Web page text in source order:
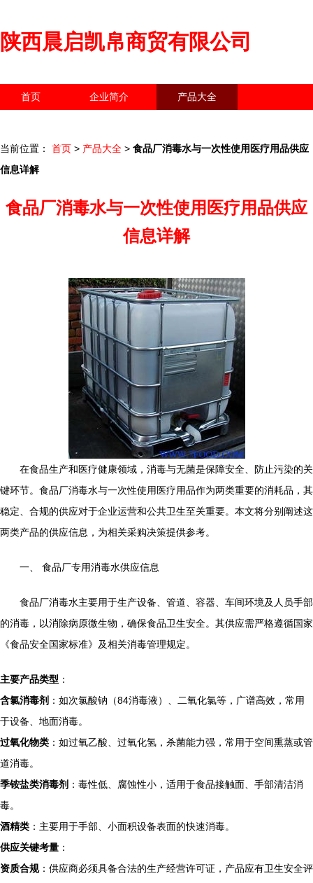
陕西晨启凯帛商贸有限公司
首页 企业简介 产品大全
当前位置： 首页 > 产品大全 > 食品厂消毒水与一次性使用医疗用品供应
信息详解
食品厂消毒水与一次性使用医疗用品供应
信息详解
在食品生产和医疗健康领域，消毒与无菌是保障安全、防止污染的关
键环节。食品厂消毒水与一次性使用医疗用品作为两类重要的消耗品，其
稳定、合规的供应对于企业运营和公共卫生至关重要。本文将分别阐述这
两类产品的供应信息，为相关采购决策提供参考。
一、 食品厂专用消毒水供应信息
食品厂消毒水主要用于生产设备、管道、容器、车间环境及人员手部
的消毒，以消除病原微生物，确保食品卫生安全。其供应需严格遵循国家
《食品安全国家标准》及相关消毒管理规定。
主要产品类型 ：
含氯消毒剂 ：如次氯酸钠（84消毒液）、二氧化氯等，广谱高效，常用
于设备、地面消毒。
过氧化物类 ：如过氧乙酸、过氧化氢，杀菌能力强，常用于空间熏蒸或管
道消毒。
季铵盐类消毒剂 ：毒性低、腐蚀性小，适用于食品接触面、手部清洁消
毒。
酒精类 ：主要用于手部、小面积设备表面的快速消毒。
供应关键考量 ：
资质合规：供应商必须具备合法的生产经营许可证，产品应有卫生安全评